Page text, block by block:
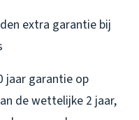
extra garantie bij
jaar garantie op
de wettelijke 2 jaar,